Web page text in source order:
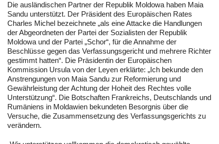
Die ausländischen Partner der Republik Moldowa haben Maia
Sandu unterstützt. Der Präsident des Europäischen Rates
Charles Michel bezeichnete „als eine Attacke die Handlungen
der Abgeordneten der Partei der Sozialisten der Republik
Moldowa und der Partei „Schor“, für die Annahme der
Beschlüsse gegen das Verfassungsgericht und mehrere Richter
gestimmt hatten“. Die Präsidentin der Europäischen
Kommission Ursula von der Leyen erklärte: „Ich bekunde den
Anstrengungen von Maia Sandu zur Reformierung und
Gewährleistung der Achtung der Hoheit des Rechtes volle
Unterstützung“. Die Botschaften Frankreichs, Deutschlands und
Rumäniens in Moldawien bekundeten Besorgnis über die
Versuche, die Zusammensetzung des Verfassungsgerichts zu
verändern.